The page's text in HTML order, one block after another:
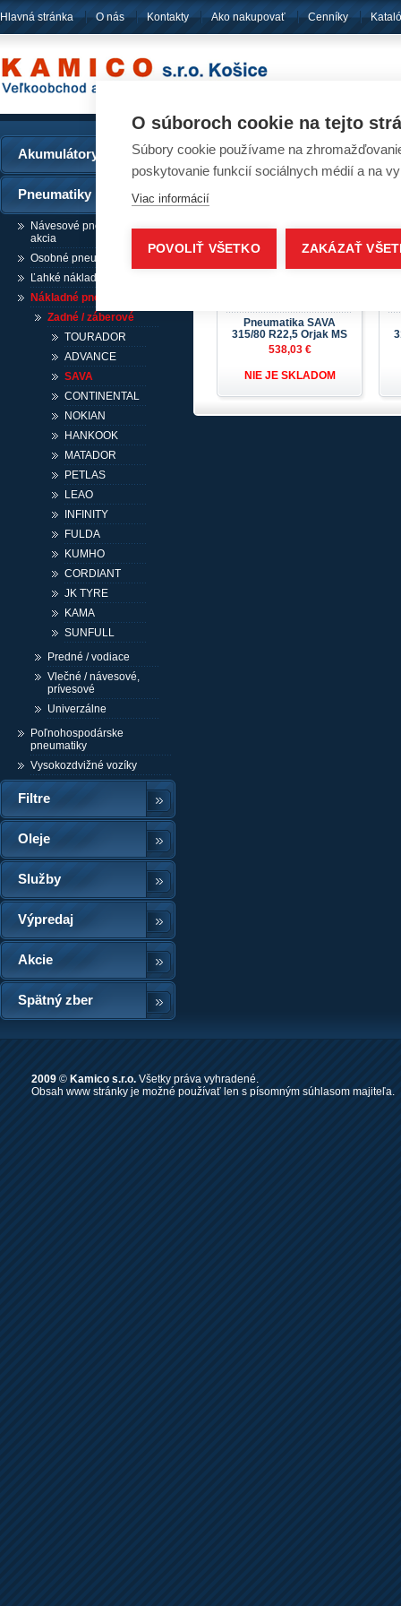
Hlavná stránka O nás Kontakty Ako nakupovať Cenníky
Akumulátory
Pneumatiky
Návesové pneumatiky /
akcia
Osobné pneumatiky
Ľahké nákladné pneumatiky
Nákladné pneumatiky
Zadné / záberové
TOURADOR
ADVANCE
SAVA
CONTINENTAL
NOKIAN
HANKOOK
MATADOR
PETLAS
LEAO
INFINITY
FULDA
KUMHO
CORDIANT
JK TYRE
KAMA
SUNFULL
Predné / vodiace
Vlečné / návesové,
prívesové
Univerzálne
Poľnohospodárske
pneumatiky
Vysokozdvižné vozíky
Filtre
Oleje
Služby
Výpredaj
Akcie
Spätný zber
Pneumatiky - SAVA
Pneumatika SAVA
315/80 R22,5 Orjak MS
538,03 €
NIE JE SKLADOM
2009 © Kamico s.r.o. Všetky práva vyhradené.
Obsah www stránky je možné používať len s písomným súhlasom majiteľa.
O súboroch cookie na tejto
Súbory cookie používame na
poskytovanie funkcií sociálnych médií a na
Viac informácií
POVOLIŤ VŠETKO ZAKÁZAŤ